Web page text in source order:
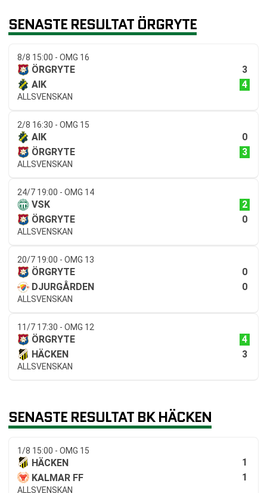
SENASTE RESULTAT ÖRGRYTE
8/8 15:00 - OMG 16
ÖRGRYTE
3
AIK
4
ALLSVENSKAN
2/8 16:30 - OMG 15
AIK
0
ÖRGRYTE
3
ALLSVENSKAN
24/7 19:00 - OMG 14
VSK
2
ÖRGRYTE
0
ALLSVENSKAN
20/7 19:00 - OMG 13
ÖRGRYTE
0
DJURGÅRDEN
0
ALLSVENSKAN
11/7 17:30 - OMG 12
ÖRGRYTE
4
HÄCKEN
3
ALLSVENSKAN
SENASTE RESULTAT BK HÄCKEN
1/8 15:00 - OMG 15
HÄCKEN
1
KALMAR FF
1
ALLSVENSKAN